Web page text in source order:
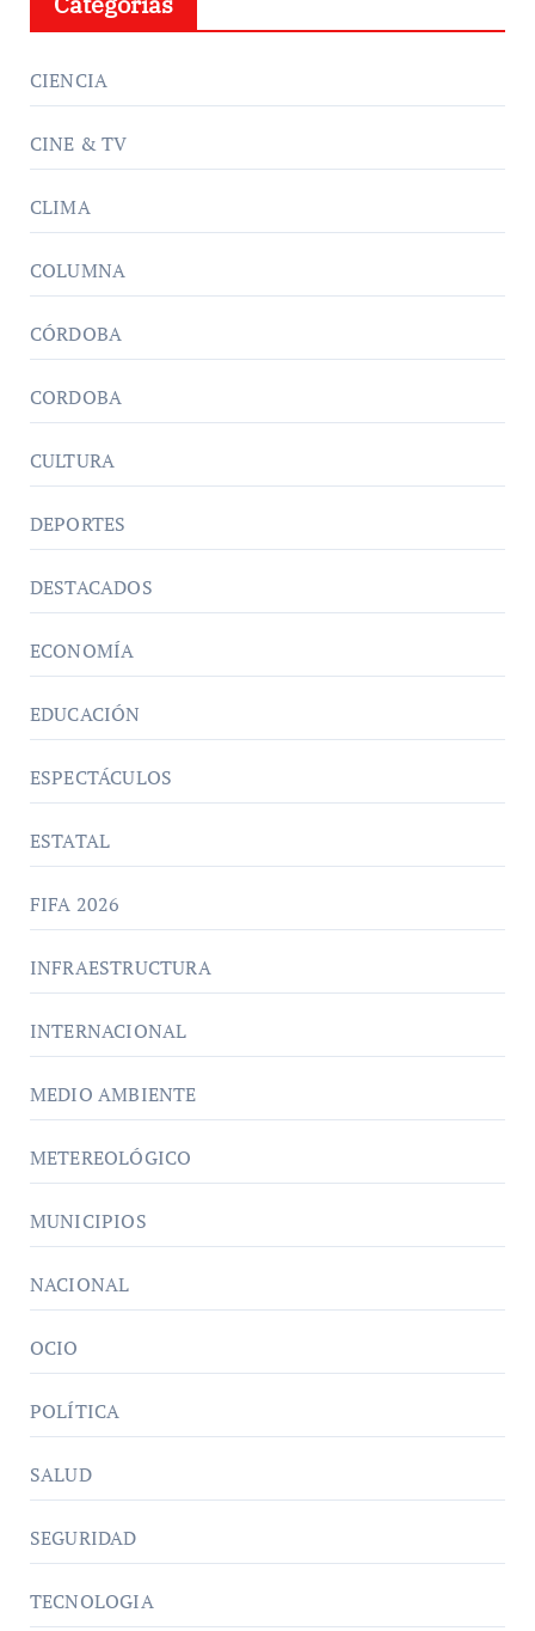
CIENCIA
CINE & TV
CLIMA
COLUMNA
CÓRDOBA
CORDOBA
CULTURA
DEPORTES
DESTACADOS
ECONOMÍA
EDUCACIÓN
ESPECTÁCULOS
ESTATAL
FIFA 2026
INFRAESTRUCTURA
INTERNACIONAL
MEDIO AMBIENTE
METEREOLÓGICO
MUNICIPIOS
NACIONAL
OCIO
POLÍTICA
SALUD
SEGURIDAD
TECNOLOGIA